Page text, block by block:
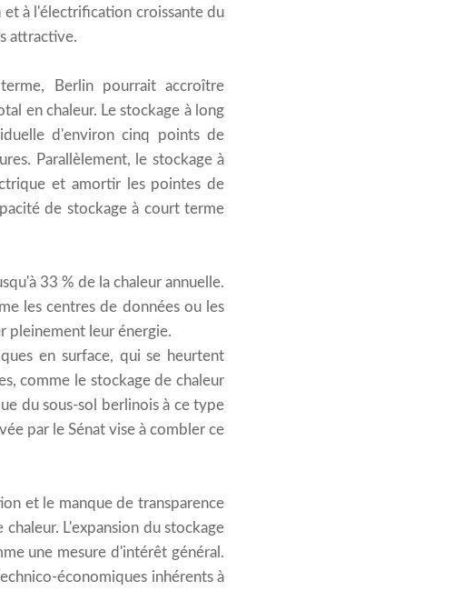
et à l'électrification croissante du
attractive.
Berlin pourrait accroître
en chaleur. Le stockage à long
d'environ cinq points de
Parallèlement, le stockage à
et amortir les pointes de
de stockage à court terme
33 % de la chaleur annuelle.
les centres de données ou les
pleinement leur énergie.
en surface, qui se heurtent
comme le stockage de chaleur
du sous-sol berlinois à ce type
par le Sénat vise à combler ce
et le manque de transparence
L'expansion du stockage
une mesure d'intérêt général.
économiques inhérents à